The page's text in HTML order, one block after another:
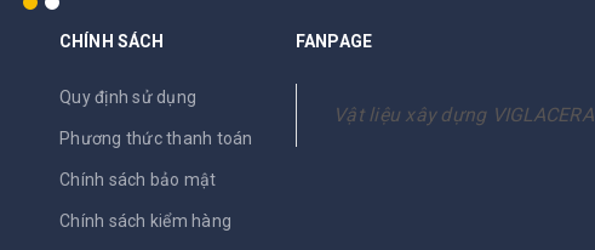
CHÍNH SÁCH
Quy định sử dụng
Phương thức thanh toán
Chính sách bảo mật
Chính sách kiểm hàng
FANPAGE
Vật liệu xây dựng VIGLACERA